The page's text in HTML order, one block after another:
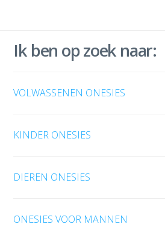
Ik ben op zoek naar:
VOLWASSENEN ONESIES
KINDER ONESIES
DIEREN ONESIES
ONESIES VOOR MANNEN